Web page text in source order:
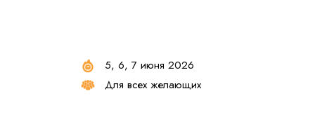
5, 6, 7 июня 2026
Для всех желающих